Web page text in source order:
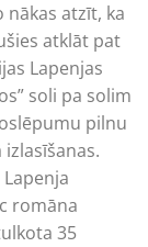
atzīt, ka
atklāt pat
Lapenjas
soli pa solim
pilnu
romāna
35